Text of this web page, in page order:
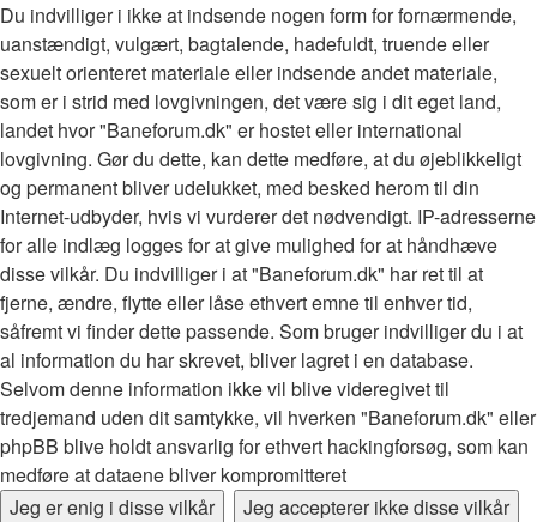
Du indvilliger i ikke at indsende nogen form for fornærmende,
uanstændigt, vulgært, bagtalende, hadefuldt, truende eller
sexuelt orienteret materiale eller indsende andet materiale,
som er i strid med lovgivningen, det være sig i dit eget land,
landet hvor "Baneforum.dk" er hostet eller international
lovgivning. Gør du dette, kan dette medføre, at du øjeblikkeligt
og permanent bliver udelukket, med besked herom til din
Internet-udbyder, hvis vi vurderer det nødvendigt. IP-adresserne
for alle indlæg logges for at give mulighed for at håndhæve
disse vilkår. Du indvilliger i at "Baneforum.dk" har ret til at
fjerne, ændre, flytte eller låse ethvert emne til enhver tid,
såfremt vi finder dette passende. Som bruger indvilliger du i at
al information du har skrevet, bliver lagret i en database.
Selvom denne information ikke vil blive videregivet til
tredjemand uden dit samtykke, vil hverken "Baneforum.dk" eller
phpBB blive holdt ansvarlig for ethvert hackingforsøg, som kan
medføre at dataene bliver kompromitteret